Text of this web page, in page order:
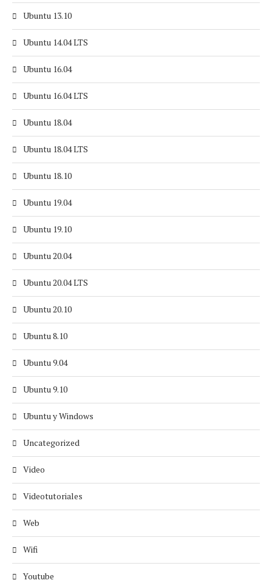
Ubuntu 13.10
Ubuntu 14.04 LTS
Ubuntu 16.04
Ubuntu 16.04 LTS
Ubuntu 18.04
Ubuntu 18.04 LTS
Ubuntu 18.10
Ubuntu 19.04
Ubuntu 19.10
Ubuntu 20.04
Ubuntu 20.04 LTS
Ubuntu 20.10
Ubuntu 8.10
Ubuntu 9.04
Ubuntu 9.10
Ubuntu y Windows
Uncategorized
Video
Videotutoriales
Web
Wifi
Youtube